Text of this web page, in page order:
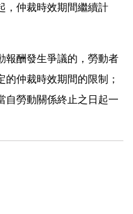
，仲裁時效期間繼續計
報酬發生爭議的，勞動者
仲裁時效期間的限制；
自勞動關係終止之日起一